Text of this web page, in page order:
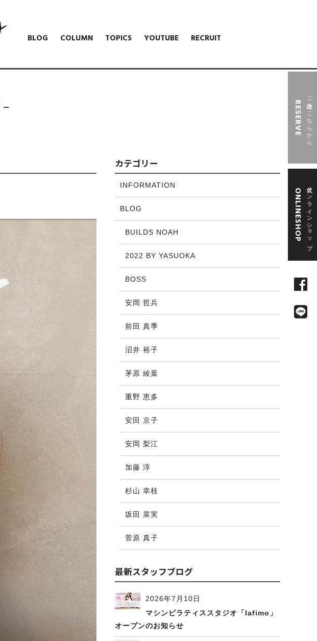
BLOG COLUMN TOPICS YOUTUBE RECRUIT
ご予約はこちらから
RESERVE
公式オンラインショップ
ONLINESHOP
カテゴリー
INFORMATION
BLOG
BUILDS NOAH
2022 BY YASUOKA
BOSS
安岡 哲兵
前田 真季
沼井 裕子
茅原 綾葉
重野 恵多
安田 京子
安岡 梨江
加藤 淳
杉山 幸枝
坂田 菜実
菅原 真子
最新スタッフブログ
2026年7月10日
マシンピラティススタジオ「lafimo」
オープンのお知らせ